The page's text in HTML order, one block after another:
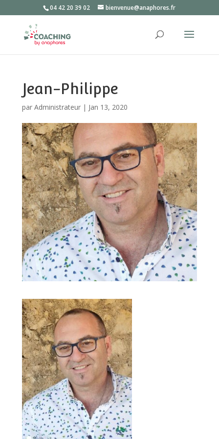
04 42 20 39 02 bienvenue@anaphores.fr
Jean-Philippe
par Administrateur| Jan 13, 2020